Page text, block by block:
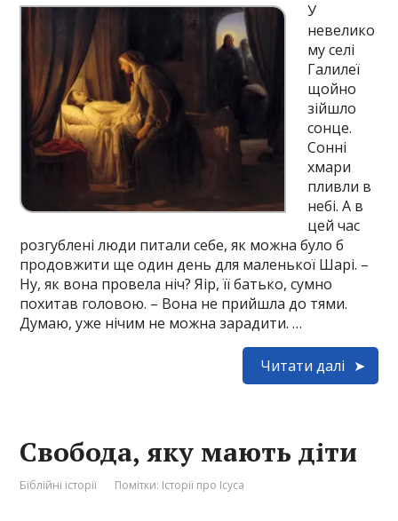
У
невелико
му селі
Галилеї
щойно
зійшло
сонце.
Сонні
хмари
пливли в
небі. А в
цей час
розгублені люди питали себе, як можна було б
продовжити ще один день для маленької Шарі. –
Ну, як вона провела ніч? Яір, її батько, сумно
похитав головою. – Вона не прийшла до тями.
Думаю, уже нічим не можна зарадити. …
Читати далі
Свобода, яку мають діти
Біблійні історії Помітки: Історії про Ісуса